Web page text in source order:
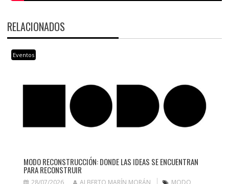
RELACIONADOS
Eventos
MODO RECONSTRUCCIÓN: DONDE LAS IDEAS SE ENCUENTRAN
PARA RECONSTRUIR
28/07/2026 ALBERTO MARÍN MORÁN MODO